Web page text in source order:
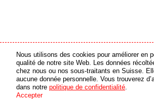
partenaire média
© 2026 swiss made software GmbH, Suisse - tous
Nous utilisons des cookies pour améliorer en
qualité de notre site Web. Les données
chez nous ou nos sous-traitants en Suisse.
aucune donnée personnelle. Vous trouverez
dans notre politique de confidentialité.
Accepter